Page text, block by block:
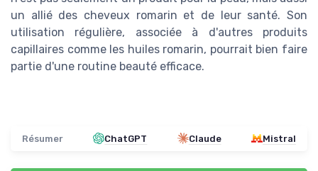
un allié des cheveux romarin et de leur santé. Son
utilisation régulière, associée à d'autres produits
capillaires comme les huiles romarin, pourrait bien faire
partie d'une routine beauté efficace.
Résumer ChatGPT Claude Mistral